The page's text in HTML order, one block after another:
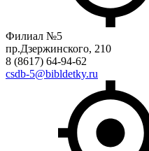
Филиал №5
пр.Дзержинского, 210
8 (8617) 64-94-62
csdb-5@bibldetky.ru